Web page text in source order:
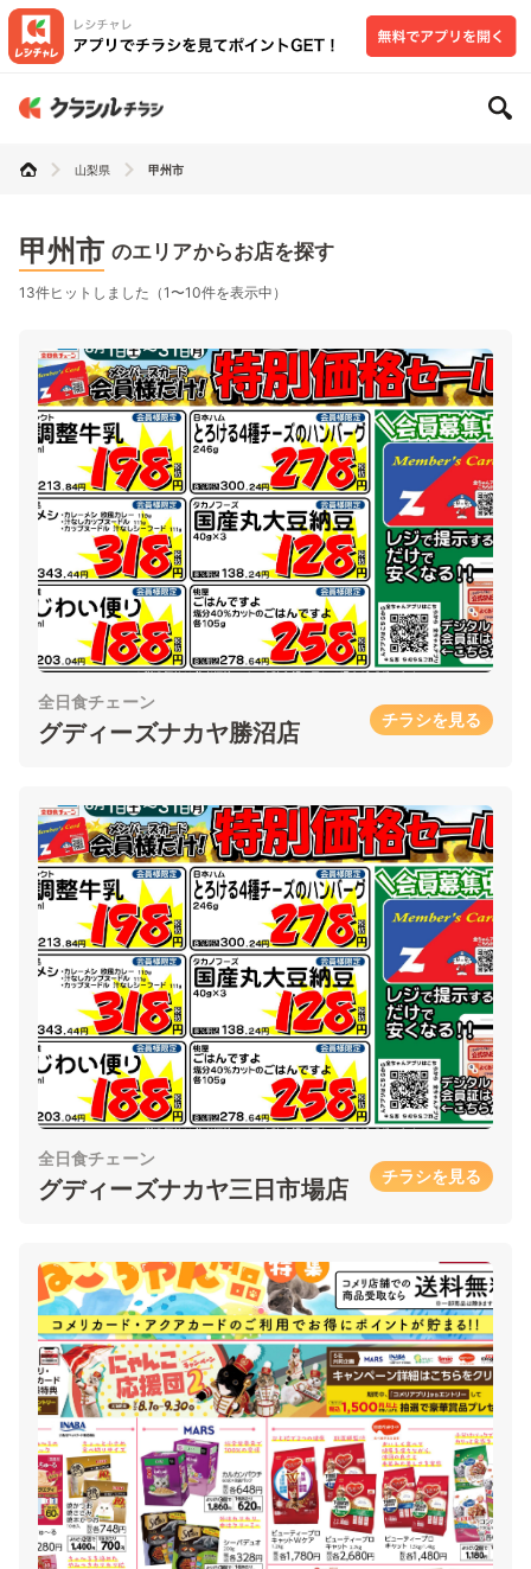
山梨県 甲州市
甲州市 のエリアからお店を探す
13件ヒットしました（1〜10件を表示中）
全日食チェーン
グディーズナカヤ勝沼店 チラシを見る
全日食チェーン
グディーズナカヤ三日市場店 チラシを見る